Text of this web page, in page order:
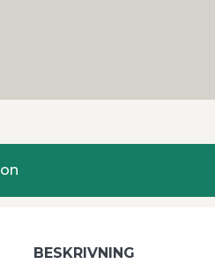
BESKRIVNING